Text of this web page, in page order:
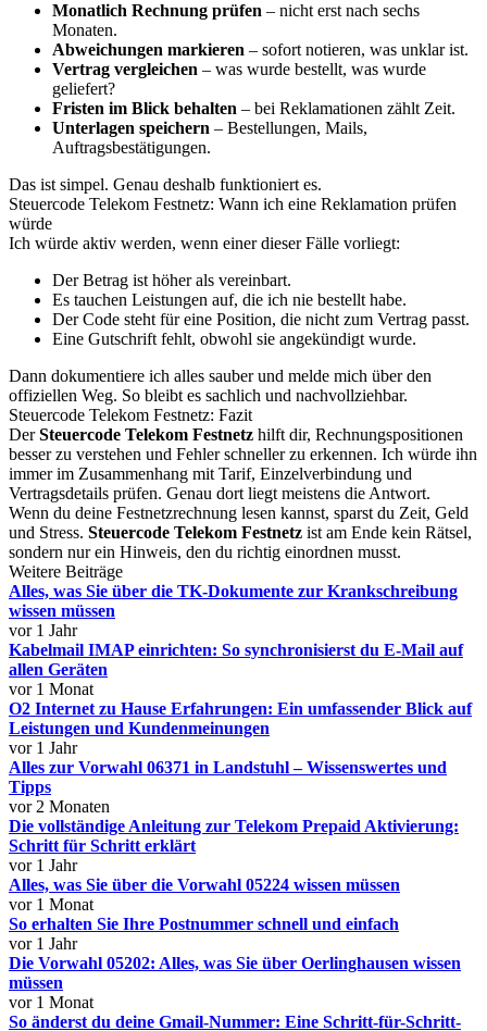
Monatlich Rechnung prüfen – nicht erst nach sechs
Monaten.
Abweichungen markieren – sofort notieren, was unklar ist.
Vertrag vergleichen – was wurde bestellt, was wurde
geliefert?
Fristen im Blick behalten – bei Reklamationen zählt Zeit.
Unterlagen speichern – Bestellungen, Mails,
Auftragsbestätigungen.
Das ist simpel. Genau deshalb funktioniert es.
Steuercode Telekom Festnetz: Wann ich eine Reklamation prüfen
würde
Ich würde aktiv werden, wenn einer dieser Fälle vorliegt:
Der Betrag ist höher als vereinbart.
Es tauchen Leistungen auf, die ich nie bestellt habe.
Der Code steht für eine Position, die nicht zum Vertrag passt.
Eine Gutschrift fehlt, obwohl sie angekündigt wurde.
Dann dokumentiere ich alles sauber und melde mich über den
offiziellen Weg. So bleibt es sachlich und nachvollziehbar.
Steuercode Telekom Festnetz: Fazit
DerSteuercode Telekom Festnetz hilft dir, Rechnungspositionen
besser zu verstehen und Fehler schneller zu erkennen. Ich würde ihn
immer im Zusammenhang mit Tarif, Einzelverbindung und
Vertragsdetails prüfen. Genau dort liegt meistens die Antwort.
Wenn du deine Festnetzrechnung lesen kannst, sparst du Zeit, Geld
und Stress. Steuercode Telekom Festnetz ist am Ende kein Rätsel,
sondern nur ein Hinweis, den du richtig einordnen musst.
Weitere Beiträge
Alles, was Sie über die TK-Dokumente zur Krankschreibung
wissen müssen
vor 1 Jahr
Kabelmail IMAP einrichten: So synchronisierst du E-Mail auf
allen Geräten
vor 1 Monat
O2 Internet zu Hause Erfahrungen: Ein umfassender Blick auf
Leistungen und Kundenmeinungen
vor 1 Jahr
Alles zur Vorwahl 06371 in Landstuhl – Wissenswertes und
Tipps
vor 2 Monaten
Die vollständige Anleitung zur Telekom Prepaid Aktivierung:
Schritt für Schritt erklärt
vor 1 Jahr
Alles, was Sie über die Vorwahl 05224 wissen müssen
vor 1 Monat
So erhalten Sie Ihre Postnummer schnell und einfach
vor 1 Jahr
Die Vorwahl 05202: Alles, was Sie über Oerlinghausen wissen
müssen
vor 1 Monat
So änderst du deine Gmail-Nummer: Eine Schritt-für-Schritt-